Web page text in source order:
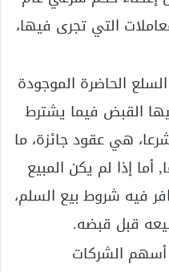
التي تجرى فيها،
الحاضرة الموجودة
القبض فيما يشترط
هي عقود جائزة، ما
إذا لم يكن المبيع
فيه شروط بيع السلم،
قبل قبضه.
أسهم الشركات